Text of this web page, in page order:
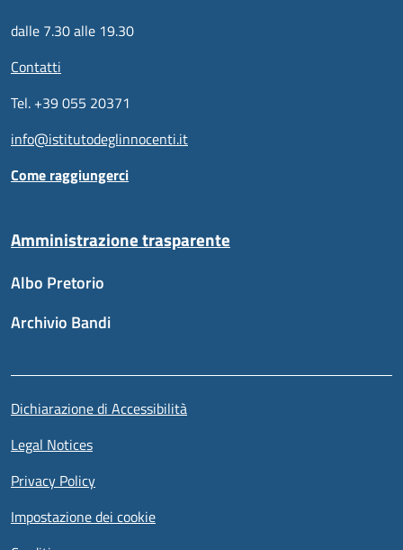
dalle 7.30 alle 19.30
Contatti
Tel. +39 055 20371
info@istitutodeglinnocenti.it
Come raggiungerci
Amministrazione trasparente
Albo Pretorio
Archivio Bandi
Sezione link utili
Dichiarazione di Accessibilità
Legal Notices
Privacy Policy
Impostazione dei cookie